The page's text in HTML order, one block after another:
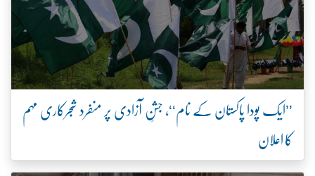
’’ایک پودا پاکستان کے نام‘‘، جشنِ آزادی پر منفرد شجرکاری مہم
کا اعلان